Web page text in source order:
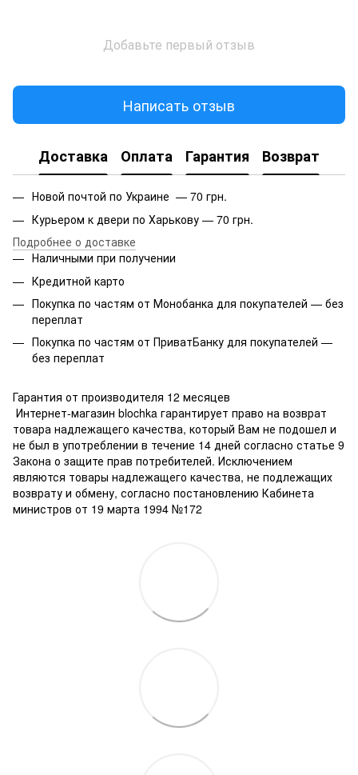
Добавьте первый отзыв
Написать отзыв
Доставка Оплата Гарантия Возврат
Новой почтой по Украине — 70 грн.
Курьером к двери по Харькову — 70 грн.
Подробнее о доставке
Наличными при получении
Кредитной карто
Покупка по частям от Монобанка для покупателей — без
переплат
Покупка по частям от ПриватБанку для покупателей —
без переплат
Гарантия от производителя 12 месяцев
Интернет-магазин blochka гарантирует право на возврат
товара надлежащего качества, который Вам не подошел и
не был в употреблении в течение 14 дней согласно статье 9
Закона о защите прав потребителей. Исключением
являются товары надлежащего качества, не подлежащих
возврату и обмену, согласно постановлению Кабинета
министров от 19 марта 1994 №172